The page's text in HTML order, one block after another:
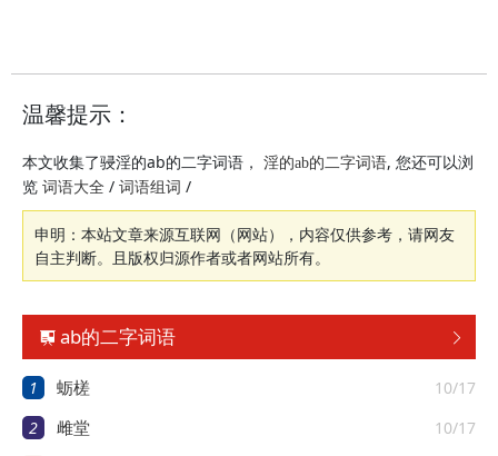
温馨提示：
本文收集了骎淫的ab的二字词语， 淫的ab的二字词语, 您还可以浏
览 词语大全 / 词语组词 /
申明：本站文章来源互联网（网站），内容仅供参考，请网友
自主判断。且版权归源作者或者网站所有。

 ab的二字词语
1 10/17
蛎槎
2 10/17
雌堂